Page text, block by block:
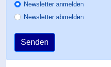
Newsletter anmelden
Newsletter abmelden
Senden